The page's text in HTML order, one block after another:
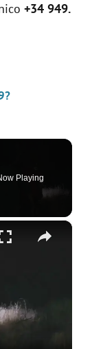
+34 949.
Playing
×